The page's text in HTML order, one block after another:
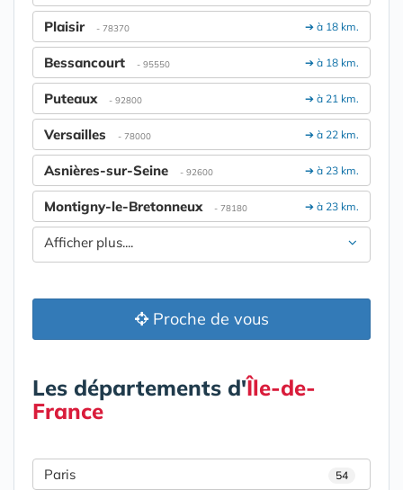
➔ à 18 km.
Plaisir - 78370
➔ à 18 km.
Bessancourt - 95550
➔ à 21 km.
Puteaux - 92800
➔ à 22 km.
Versailles - 78000
➔ à 23 km.
Asnières-sur-Seine - 92600
➔ à 23 km.
Montigny-le-Bretonneux - 78180
Afficher plus....
Proche de vous
Les départements d'Île-de-
France
Paris 54